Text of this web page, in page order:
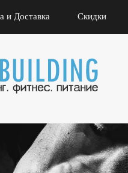
и Доставка Скидки